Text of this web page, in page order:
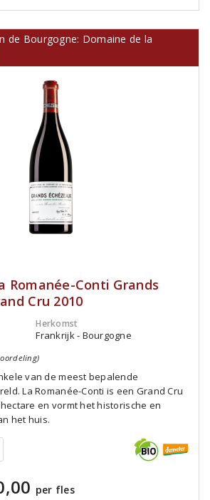
de Bourgogne: Domaine de la
Romanée-Conti Grands
Cru 2010
Herkomst
Frankrijk - Bourgogne
van de meest bepalende
La Romanée-Conti is een Grand Cru
en vormt het historische en
het huis.
per fles